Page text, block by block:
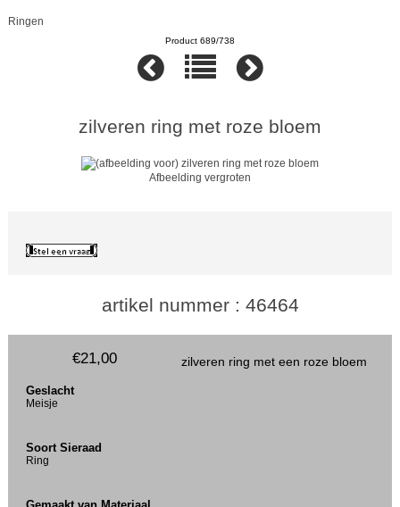
Ringen
Product 689/738
zilveren ring met roze bloem
Afbeelding vergroten
artikel nummer : 46464
zilveren ring met een roze bloem
€21,00
Geslacht
Meisje
Soort Sieraad
Ring